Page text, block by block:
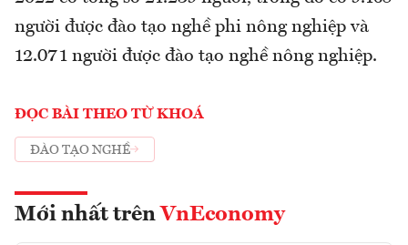
người được đào tạo nghề phi nông nghiệp và
12.071 người được đào tạo nghề nông nghiệp.
ĐỌC BÀI THEO TỪ KHOÁ
ĐÀO TẠO NGHỀ
Mới nhất trên VnEconomy